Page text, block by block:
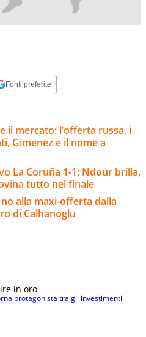
Fonti preferite
il mercato: l’offerta russa, i
Gimenez e il nome a
La Coruña 1-1: Ndour brilla,
tutto nel finale
alla maxi-offerta dalla
di Calhanoglu
in oro
protagonista tra gli investimenti